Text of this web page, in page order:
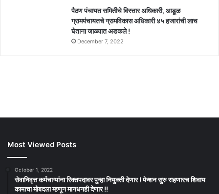
पैठण पंचायत समितीचे विस्तार अधिकारी, आडूळ
ग्रामपंचायतचे ग्रामविकास अधिकारी ४५ हजारांची लाच
घेताना जाळ्यात अडकले !
December 7, 2022
Most Viewed Posts
October 1, 2022
सेवानिवृत्त कर्मचाऱ्यांना रिक्तपदावर पुन्हा नियुक्ती देणार ! पेन्शन सुरु राहणारच शिवाय
कामाचा मोबदला म्हणून मानधनही देणार !!